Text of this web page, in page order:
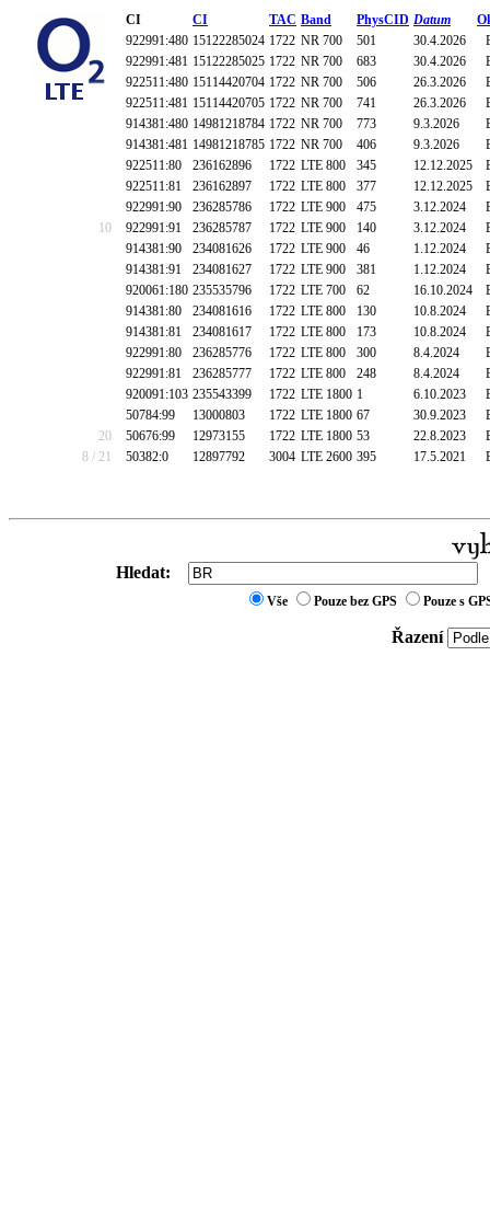
CI CI TAC Band PhysCID Datum
922991:480 15122285024 1722 NR 700 501 30.4.2026
922991:481 15122285025 1722 NR 700 683 30.4.2026
922511:480 15114420704 1722 NR 700 506 26.3.2026
922511:481 15114420705 1722 NR 700 741 26.3.2026
914381:480 14981218784 1722 NR 700 773 9.3.2026
914381:481 14981218785 1722 NR 700 406 9.3.2026
922511:80
236162896 1722 LTE 800 345 12.12.2025
922511:81
236162897 1722 LTE 800 377 12.12.2025
922991:90
236285786 1722 LTE 900 475 3.12.2024
10
922991:91 236285787 1722 LTE 900 140 3.12.2024
914381:90
234081626 1722 LTE 900 46 1.12.2024
914381:91
234081627 1722 LTE 900 381 1.12.2024
920061:180 235535796 1722 LTE 700 62 16.10.2024
914381:80
234081616 1722 LTE 800 130 10.8.2024
914381:81
234081617 1722 LTE 800 173 10.8.2024
922991:80
236285776 1722 LTE 800 300 8.4.2024
922991:81
236285777 1722 LTE 800 248 8.4.2024
920091:103 235543399 1722 LTE 1800 1 6.10.2023
50784:99
13000803 1722 LTE 1800 67 30.9.2023
20
50676:99 12973155 1722 LTE 1800 53 22.8.2023
8 / 21
50382:0 12897792 3004 LTE 2600 395 17.5.2021
Hledat:
Vše Pouze bez GPS Pouze s
Řazení